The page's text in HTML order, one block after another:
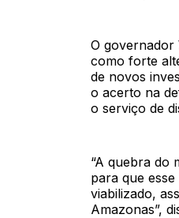
O governador
como forte
de novos
o acerto na
o serviço de
“A quebra do
para que
viabilizado,
Amazonas”,